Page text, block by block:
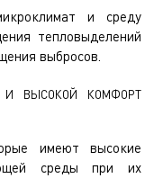
и среду
тепловыделений
выбросов.
КОМФОРТ
имеют высокие
среды при их